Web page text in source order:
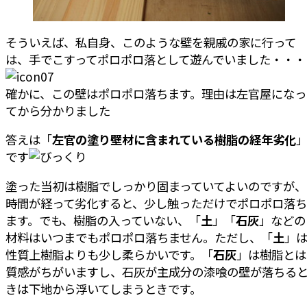
そういえば、私自身、このような壁を親戚の家に行って
は、手でこすってポロポロ落として遊んでいました・・・
確かに、この壁はポロポロ落ちます。理由は左官屋になっ
てから分かりました
答えは「左官の塗り壁材に含まれている樹脂の経年劣化」
です
塗った当初は樹脂でしっかり固まっていてよいのですが、
時間が経って劣化すると、少し触っただけでポロポロ落ち
ます。でも、樹脂の入っていない、「土」「石灰」などの
材料はいつまでもポロポロ落ちません。ただし、「土」は
性質上樹脂よりも少し柔らかいです。「石灰」は樹脂とは
質感がちがいますし、石灰が主成分の漆喰の壁が落ちる
きは下地から浮いてしまうときです。